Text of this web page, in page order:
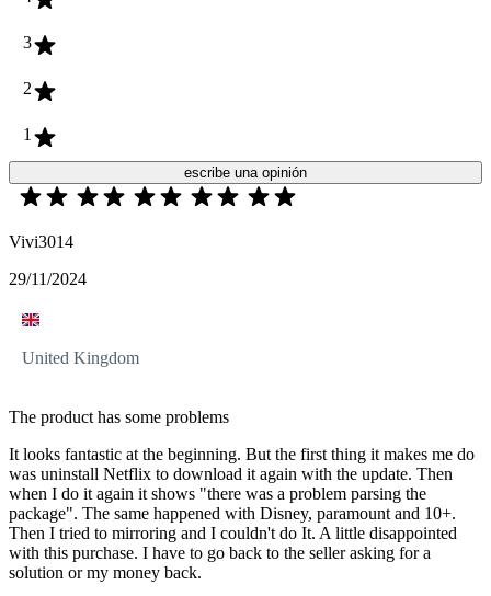
3
2
1
escribe una opinión
Vivi3014
29/11/2024
United Kingdom
The product has some problems
It looks fantastic at the beginning. But the first thing it makes me do
was uninstall Netflix to download it again with the update. Then
when I do it again it shows "there was a problem parsing the
package". The same happened with Disney, paramount and 10+.
Then I tried to mirroring and I couldn't do It. A little disappointed
with this purchase. I have to go back to the seller asking for a
solution or my money back.